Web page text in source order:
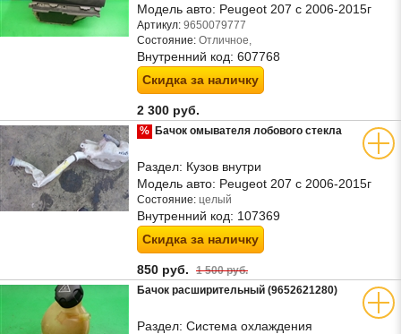
Модель авто: Peugeot 207 с 2006-2015г
Артикул: 9650079777
Состояние: Отличное,
Внутренний код: 607768
Скидка за наличку
2 300 руб.
% Бачок омывателя лобового стекла
Раздел: Кузов внутри
Модель авто: Peugeot 207 с 2006-2015г
Состояние: целый
Внутренний код: 107369
Скидка за наличку
850 руб. 1 500 руб.
Бачок расширительный (9652621280)
Раздел: Система охлаждения